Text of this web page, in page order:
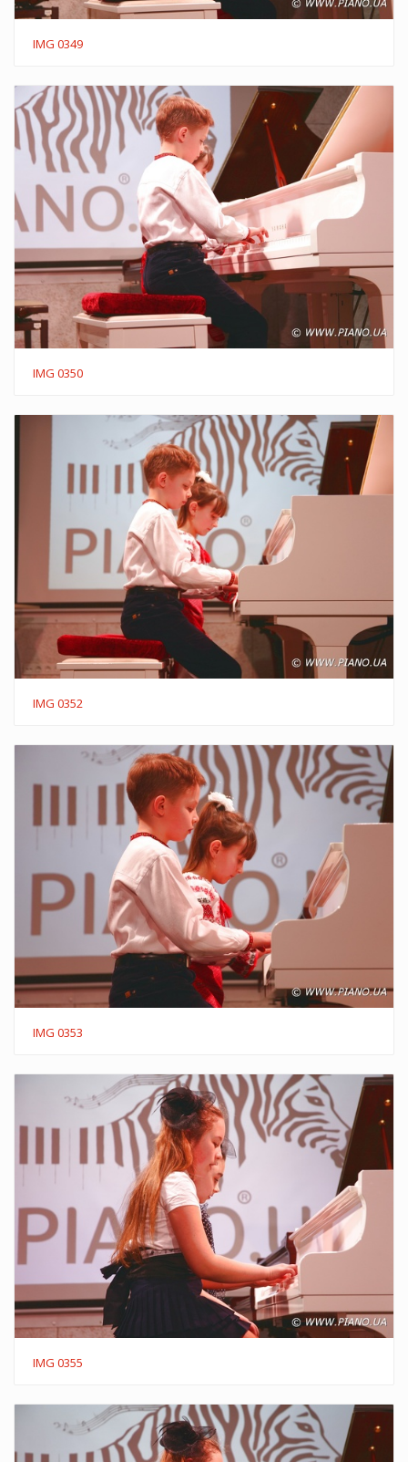
IMG 0349
IMG 0350
IMG 0352
IMG 0353
IMG 0355